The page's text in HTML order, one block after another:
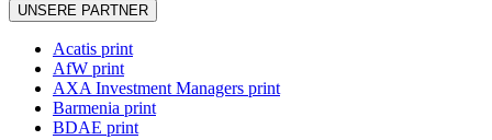
UNSERE PARTNER
Acatis print
AfW print
AXA Investment Managers print
Barmenia print
BDAE print